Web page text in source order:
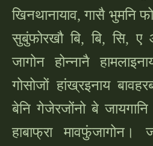
खिनथानायाव, गासै भुमनि
सुबुंफोरखौबि, बि, सि, ए
जागोन होन्नानै
गोसोजों हांख्रइनाय
बेनि गेजेरजोंनो बे
हाबाफ्रा मावफुंजागोन।